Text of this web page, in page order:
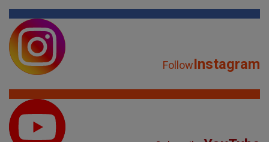
FollowInstagram